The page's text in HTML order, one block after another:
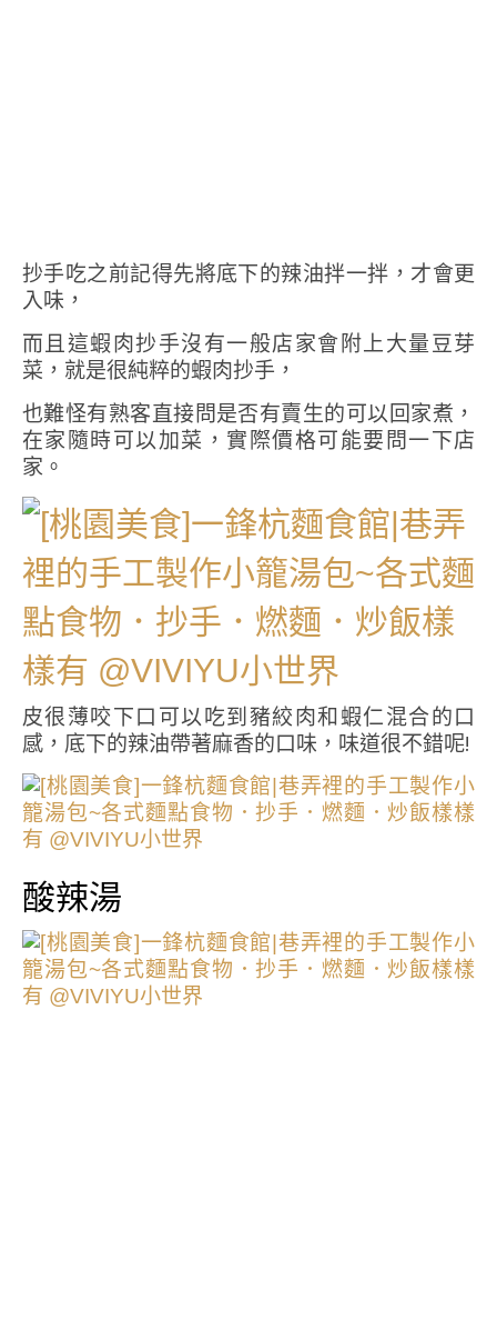
抄手吃之前記得先將底下的辣油拌一拌，才會更
入味，
而且這蝦肉抄手沒有一般店家會附上大量豆芽
菜，就是很純粹的蝦肉抄手，
也難怪有熟客直接問是否有賣生的可以回家煮，
在家隨時可以加菜，實際價格可能要問一下店
家。
皮很薄咬下口可以吃到豬絞肉和蝦仁混合的口
感，底下的辣油帶著麻香的口味，味道很不錯呢!
酸辣湯